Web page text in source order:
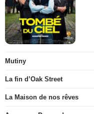
Mutiny
La fin d’Oak Street
La Maison de nos rêves